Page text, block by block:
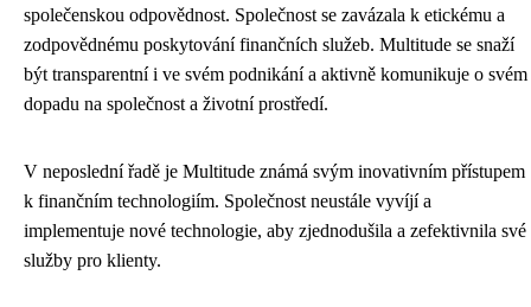
společenskou odpovědnost. Společnost se zavázala k etickému a
zodpovědnému poskytování finančních služeb. Multitude se snaží
být transparentní i ve svém podnikání a aktivně komunikuje o svém
dopadu na společnost a životní prostředí.
V neposlední řadě je Multitude známá svým inovativním přístupem
k finančním technologiím. Společnost neustále vyvíjí a
implementuje nové technologie, aby zjednodušila a zefektivnila své
služby pro klienty.